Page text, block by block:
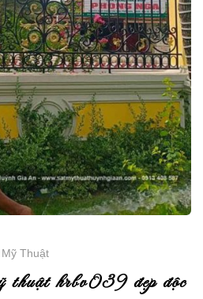
Thuật
thuật hrbv039 đẹp độc